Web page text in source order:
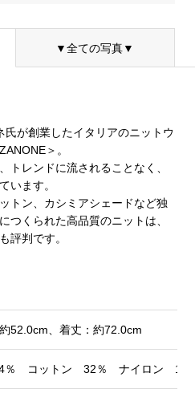
▼全ての写真▼
が創業したイタリアのニットウ
＞。
トレンドに流されることなく、
います。
トン、カシミアシェードなど独
つくられた高品質のニットは、
評判です。
52.0cm、着丈：約72.0cm
％ コットン 32％ ナイロン 14